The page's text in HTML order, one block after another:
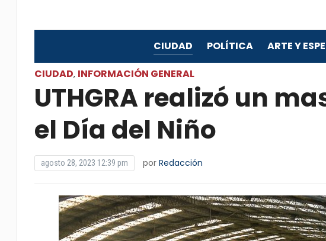
CIUDAD POLÍTICA ARTE Y
CIUDAD, INFORMACIÓN GENERAL
UTHGRA realizó un
el Día del Niño
agosto 28, 2023 12:39 pm por Redacción